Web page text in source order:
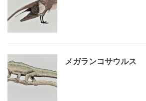
メガランコサウルス